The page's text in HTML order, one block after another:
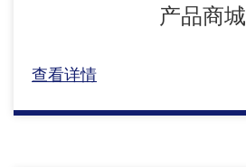
产品商城
查看详情